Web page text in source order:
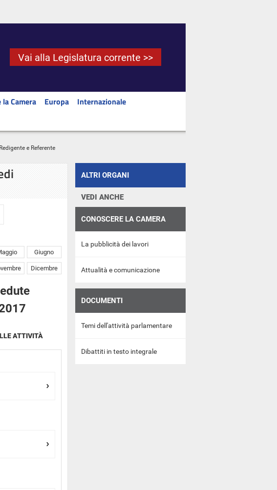
Vai alla Legislatura corrente >>
Camera Europa
Internazionale
e Referente
Giugno
Dicembre
ATTIVITÀ
ALTRI ORGANI
VEDI ANCHE
CONOSCERE LA CAMERA
La pubblicità dei lavori
Attualità e comunicazione
DOCUMENTI
Temi dell'attività parlamentare
Dibattiti in testo integrale